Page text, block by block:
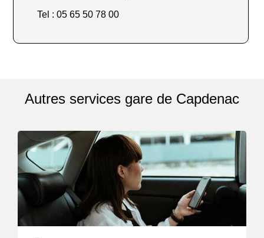
Tel : 05 65 50 78 00
Autres services gare de Capdenac